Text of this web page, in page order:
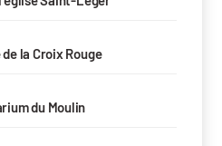
la Croix Rouge
du Moulin